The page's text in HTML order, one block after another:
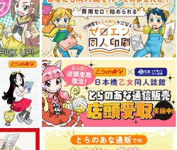
何卒ご自愛ください。
ふゅーじょんぷろだく
と
770円（税込）
サンプル
作品詳細
魔物の花嫁 1
ふゅーじょんぷろだく
と
770円（税込）
サンプル
作品詳細